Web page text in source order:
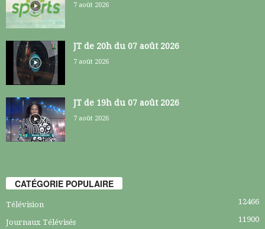
7 août 2026
JT de 20h du 07 août 2026
7 août 2026
JT de 19h du 07 août 2026
7 août 2026
CATÉGORIE POPULAIRE
Télévision 12466
Journaux Télévisés 11900